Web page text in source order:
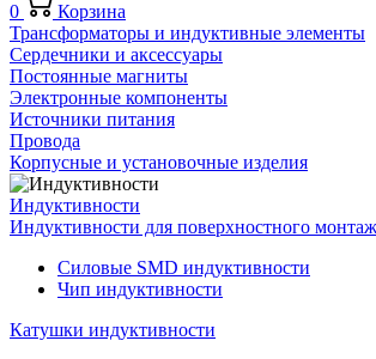
0
Корзина
Трансформаторы и индуктивные элементы
Сердечники и аксессуары
Постоянные магниты
Электронные компоненты
Источники питания
Провода
Корпусные и установочные изделия
Индуктивности
Индуктивности для поверхностного
Силовые SMD индуктивности
Чип индуктивности
Катушки индуктивности